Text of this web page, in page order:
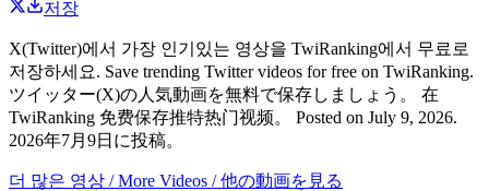
저장
X(Twitter)에서 가장 인기있는 영상을 TwiRanking에서 무료로
저장하세요. Save trending Twitter videos for free on TwiRanking.
ツイッター(X)の人気動画を無料で保存しましょう。 在
TwiRanking 免费保存推特热门视频。
Posted on July 9, 2026.
2026年7月9日 に投稿。
더 많은 영상 / More Videos / 他の動画を見る